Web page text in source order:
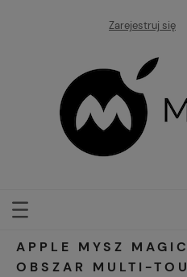
Zarejestruj się
APPLE MYSZ
OBSZAR MULTI-